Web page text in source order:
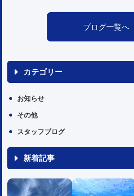
ブログ一覧へ
カテゴリー
お知らせ
その他
スタッフブログ
新着記事